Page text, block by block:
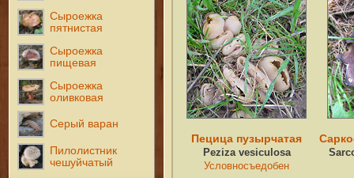
Сыроежка
пятнистая
Сыроежка
пищевая
Сыроежка
оливковая
Серый варан
Пилолистник
чешуйчатый
Пецица пузырчатая
Peziza vesiculosa
Условносъедобен